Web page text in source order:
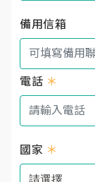
備用信箱
電話 ＊
國家 ＊